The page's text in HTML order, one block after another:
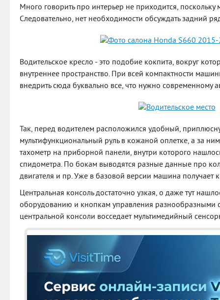
Много говорить про интерьер не приходится, поскольку
Следовательно, нет необходимости обсуждать задний
Водительское кресло - это подобие кокпита, вокруг
внутреннее пространство. При всей компактности
внедрить сюда буквально все, что нужно современному
Так, перед водителем расположился удобный,
мультифункциональный руль в кожаной оплетке, а за
тахометр на приборной панели, внутри которого
спидометра. По бокам выводятся разные данные про
двигателя и пр. Уже в базовой версии машина получает
Центральная консоль достаточно узкая, о даже тут
оборудованию и кнопкам управления разнообразными
центральной консоли восседает мультимедийный